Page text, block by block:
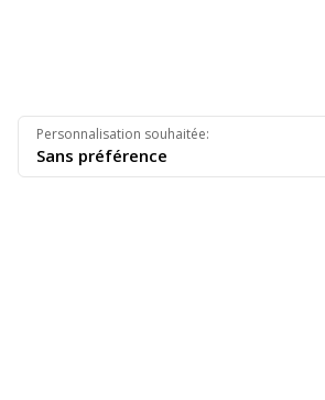
Personnalisation souhaitée:
Sans préférence